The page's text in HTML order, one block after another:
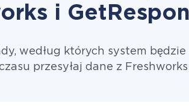
i
według których system będzie
przesyłaj dane z